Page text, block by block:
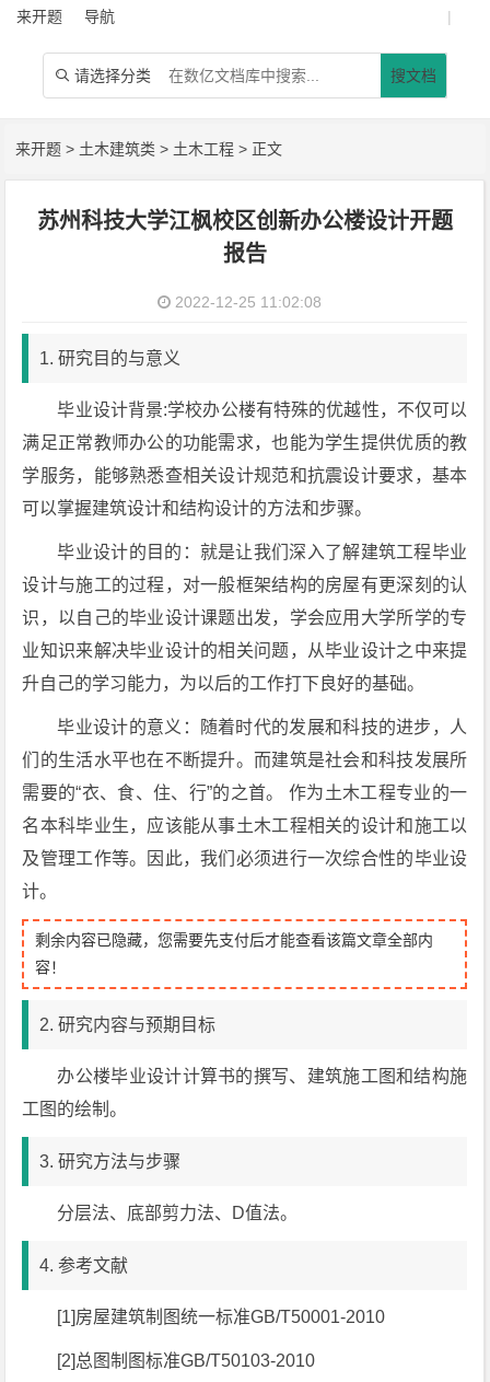
来开题 导航 |
 请选择分类 搜文档
来开题 > 土木建筑类 > 土木工程 > 正文
苏州科技大学江枫校区创新办公楼设计开题
报告
2022-12-25 11:02:08
1. 研究目的与意义
毕业设计背景:学校办公楼有特殊的优越性，不仅可以
满足正常教师办公的功能需求，也能为学生提供优质的教
学服务，能够熟悉查相关设计规范和抗震设计要求，基本
可以掌握建筑设计和结构设计的方法和步骤。
毕业设计的目的：就是让我们深入了解建筑工程毕业
设计与施工的过程，对一般框架结构的房屋有更深刻的认
识，以自己的毕业设计课题出发，学会应用大学所学的专
业知识来解决毕业设计的相关问题，从毕业设计之中来提
升自己的学习能力，为以后的工作打下良好的基础。
毕业设计的意义：随着时代的发展和科技的进步，人
们的生活水平也在不断提升。而建筑是社会和科技发展所
需要的“衣、食、住、行”的之首。 作为土木工程专业的一
名本科毕业生，应该能从事土木工程相关的设计和施工以
及管理工作等。因此，我们必须进行一次综合性的毕业设
计。
剩余内容已隐藏，您需要先支付后才能查看该篇文章全部内
容！
2. 研究内容与预期目标
办公楼毕业设计计算书的撰写、建筑施工图和结构施
工图的绘制。
3. 研究方法与步骤
分层法、底部剪力法、D值法。
4. 参考文献
[1]房屋建筑制图统一标准GB/T50001-2010
[2]总图制图标准GB/T50103-2010